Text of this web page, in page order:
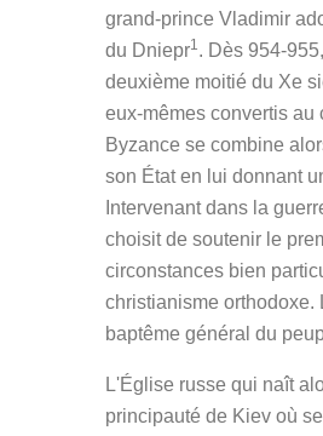
grand-prince Vladimir
du Dniepr1. Dès 954-
deuxième moitié du Xe
eux-mêmes convertis
Byzance se combine
son État en lui donnant
Intervenant dans la
choisit de soutenir le
circonstances bien
christianisme orthodoxe.
baptême général du
L'Église russe qui naît
principauté de Kiev où